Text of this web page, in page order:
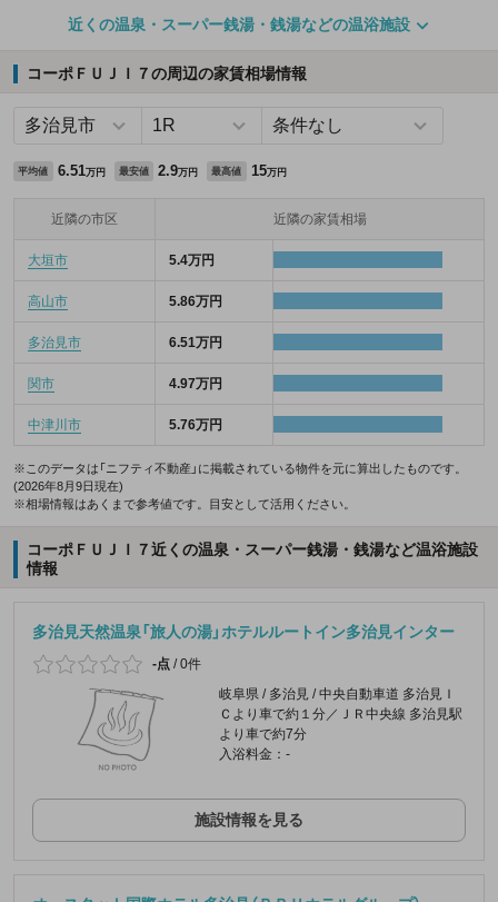
近くの温泉・スーパー銭湯・銭湯などの温浴施設
コーポＦＵＪＩ７の周辺の家賃相場情報
平均値 6.51万円 最安値 2.9万円 最高値 15万円
近隣の市区 近隣の家賃相場
大垣市 5.4万円
高山市 5.86万円
多治見市 6.51万円
関市 4.97万円
中津川市 5.76万円
※このデータは「ニフティ不動産」に掲載されている物件を元に算出したものです。
(2026年8月9日現在)
※相場情報はあくまで参考値です。目安として活用ください。
コーポＦＵＪＩ７近くの温泉・スーパー銭湯・銭湯など温浴施設
情報
多治見天然温泉「旅人の湯」ホテルルートイン多治見インター
-点 /0件
岐阜県 / 多治見 / 中央自動車道 多治見Ｉ
Ｃより車で約１分／ＪＲ中央線 多治見駅
より車で約7分
入浴料金：-
施設情報を見る